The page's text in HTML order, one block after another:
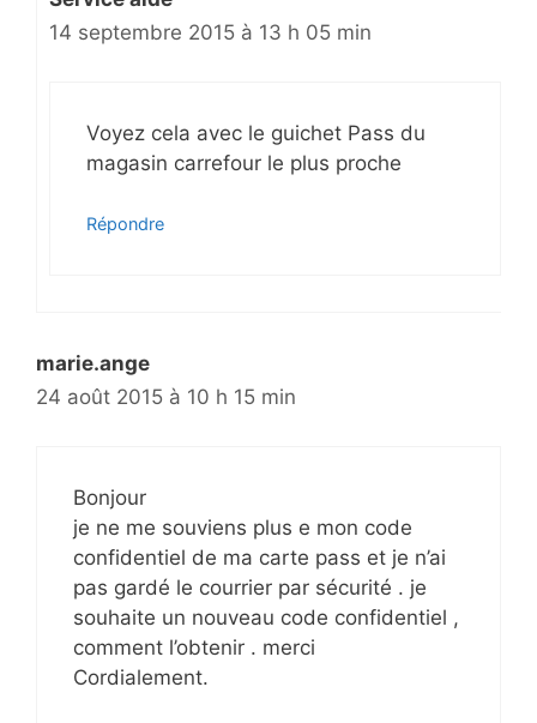
14 septembre 2015 à 13 h 05 min
Voyez cela avec le guichet Pass du
magasin carrefour le plus proche
Répondre
marie.ange
24 août 2015 à 10 h 15 min
Bonjour
je ne me souviens plus e mon code
confidentiel de ma carte pass et je n’ai
pas gardé le courrier par sécurité . je
souhaite un nouveau code confidentiel ,
comment l’obtenir . merci
Cordialement.